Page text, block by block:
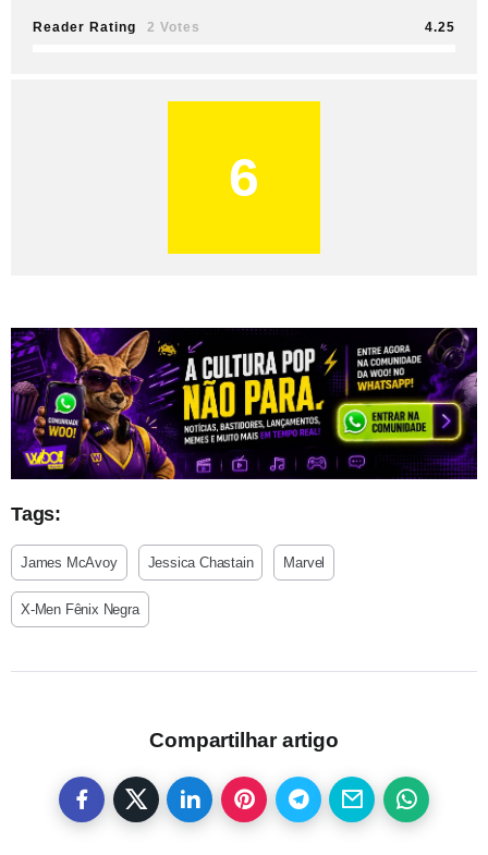
Reader Rating 2 Votes 4.25
6
Tags:
James McAvoy Jessica Chastain Marvel
X-Men Fênix Negra
Compartilhar artigo